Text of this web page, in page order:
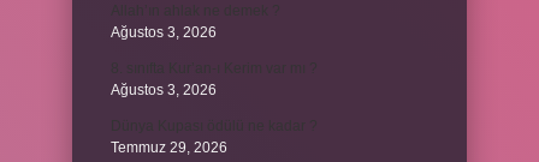
Ağustos 3, 2026
Ağustos 3, 2026
Temmuz 29, 2026